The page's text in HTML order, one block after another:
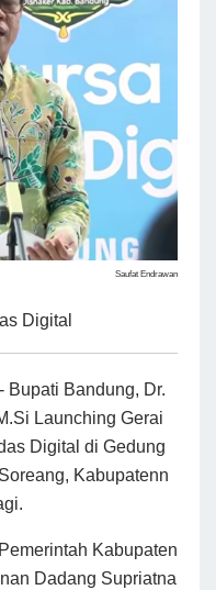
Saufat Endrawan
Digital
Bupati Bandung, Dr.
Launching Gerai
Digital di Gedung
Kabupatenn
Kabupaten
Dadang Supriatna